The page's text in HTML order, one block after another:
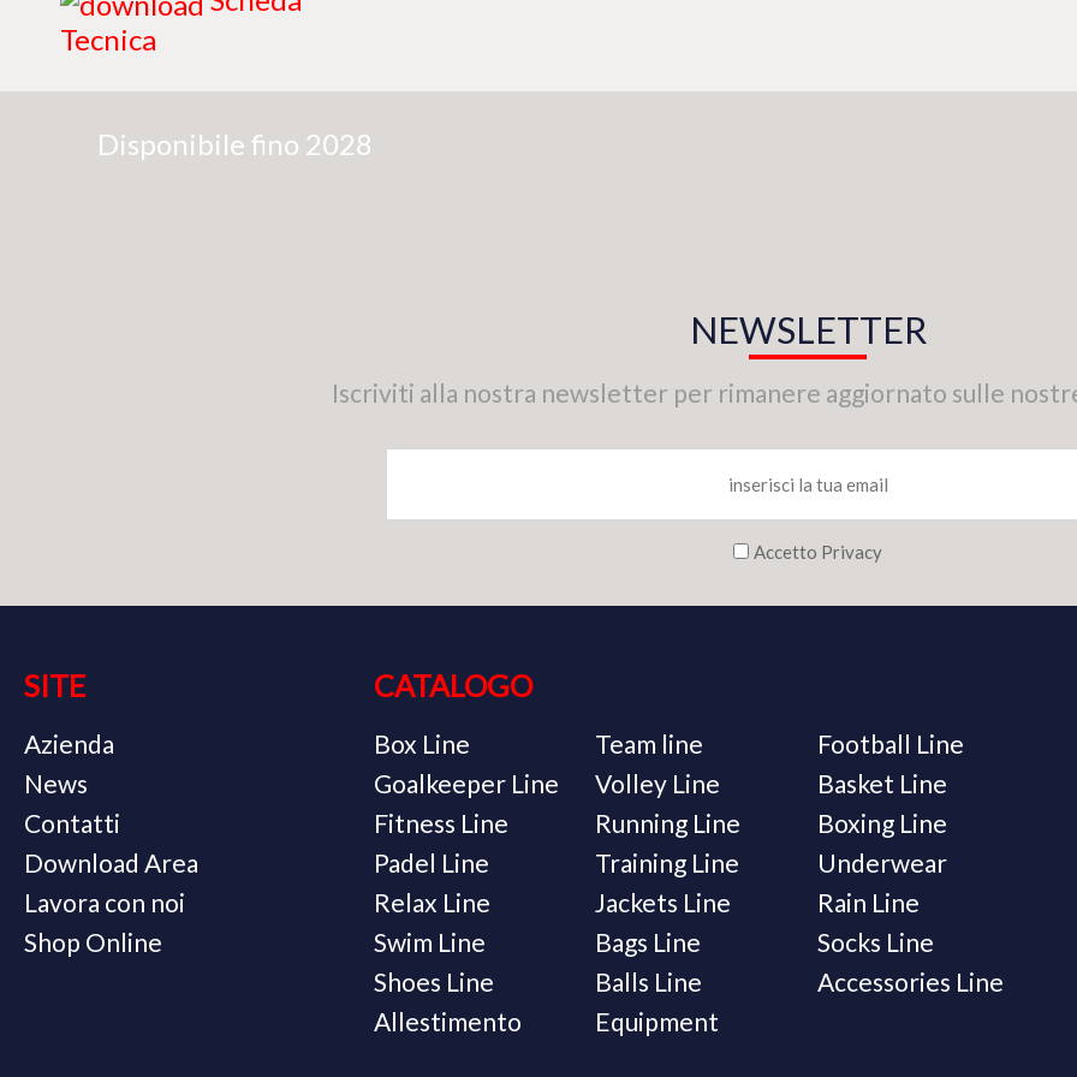
Tecnica
Disponibile fino 2028
NEWSLETTER
Iscriviti alla nostra newsletter per rimanere aggiornato sulle
Accetto Privacy
SITE
Azienda
News
Contatti
Download Area
Lavora con noi
Shop Online
CATALOGO
Box Line Team line
Football Line
Goalkeeper Line
Volley Line
Basket Line
Fitness Line
Running Line
Boxing Line
Padel Line
Training Line
Underwear
Relax Line
Jackets Line
Rain Line
Swim Line
Bags Line
Socks Line
Shoes Line
Balls Line
Accessories Line
Allestimento
Equipment